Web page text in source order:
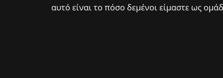
αυτό είναι το πόσο δεμένοι είμαστε ως